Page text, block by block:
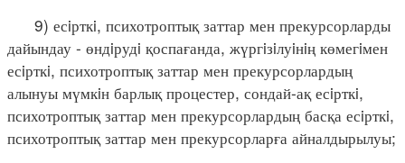
9) есiрткi, психотроптық заттар мен прекурсорларды
дайындау - өндiрудi қоспағанда, жүргiзiлуiнiң көмегiмен
есiрткi, психотроптық заттар мен прекурсорлардың
алынуы мүмкiн барлық процестер, сондай-ақ есiрткi,
психотроптық заттар мен прекурсорлардың басқа есiрткi,
психотроптық заттар мен прекурсорларға айналдырылуы;